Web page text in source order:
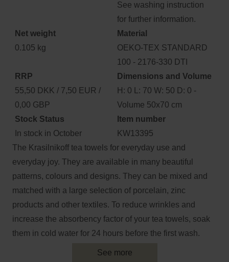
See washing instruction
for further information.
Net weight
0.105 kg
Material
OEKO-TEX STANDARD
100 - 2176-330 DTI
RRP
55,50 DKK / 7,50 EUR /
0,00 GBP
Dimensions and Volume
H: 0 L: 70 W: 50 D: 0 -
Volume 50x70 cm
Stock Status
In stock in October
Item number
KW13395
The Krasilnikoff tea towels for everyday use and
everyday joy. They are available in many beautiful
patterns, colours and designs. They can be mixed and
matched with a large selection of porcelain, zinc
products and other textiles. To reduce wrinkles and
increase the absorbency factor of your tea towels, soak
them in cold water for 24 hours before the first wash.
See more